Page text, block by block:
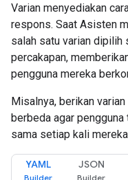
Varian menyediakan
respons. Saat Asisten
salah satu varian dipilih
percakapan,
pengguna mereka
Misalnya, berikan
berbeda agar
sama setiap kali
YAML JSON